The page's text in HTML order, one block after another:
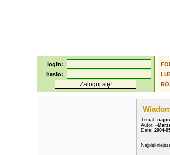
login:
hasło:
Temat:
Autor:
Data: 2004-